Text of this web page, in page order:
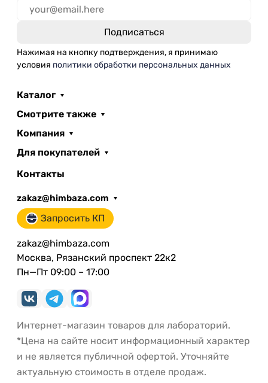
Нажимая на кнопку подтверждения, я принимаю
условия политики обработки персональных данных
Каталог
Смотрите также
Компания
Для покупателей
Контакты
zakaz@himbaza.com
Запросить КП
zakaz@himbaza.com
Москва, Рязанский проспект 22к2
Пн—Пт 09:00 – 17:00
Интернет-магазин товаров для лабораторий.
*Цена на сайте носит информационный характер
и не является публичной офертой. Уточняйте
актуальную стоимость в отделе продаж.